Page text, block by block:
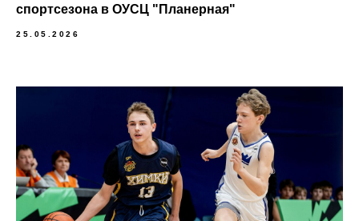
спортсезона в ОУСЦ "Планерная"
25.05.2026